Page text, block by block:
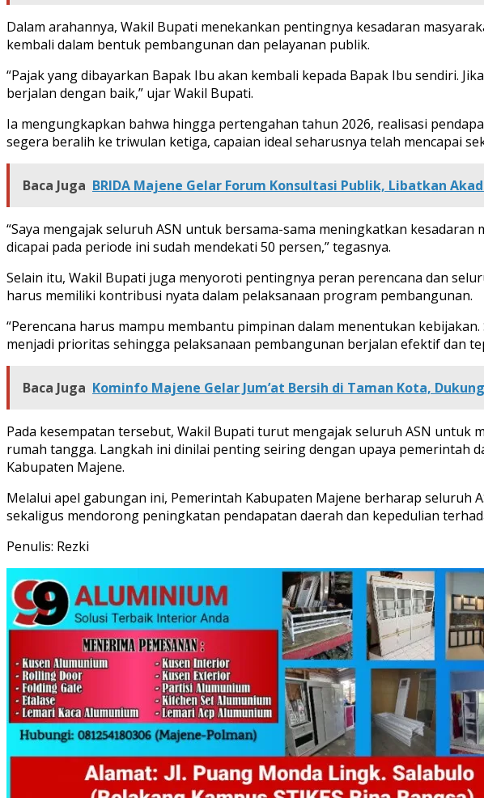
Dalam arahannya, Wakil Bupati menekankan pentingnya kesadaran
kembali dalam bentuk pembangunan dan pelayanan publik.
“Pajak yang dibayarkan Bapak Ibu akan kembali kepada Bapak Ibu sendiri.
berjalan dengan baik,” ujar Wakil Bupati.
Ia mengungkapkan bahwa hingga pertengahan tahun 2026, realisasi
segera beralih ke triwulan ketiga, capaian ideal seharusnya telah mencapai
Baca Juga BRIDA Majene Gelar Forum Konsultasi Publik, Libatkan
“Saya mengajak seluruh ASN untuk bersama-sama meningkatkan
dicapai pada periode ini sudah mendekati 50 persen,” tegasnya.
Selain itu, Wakil Bupati juga menyoroti pentingnya peran perencana dan
harus memiliki kontribusi nyata dalam pelaksanaan program pembangunan.
“Perencana harus mampu membantu pimpinan dalam menentukan
menjadi prioritas sehingga pelaksanaan pembangunan berjalan efektif dan
Baca Juga Kominfo Majene Gelar Jum’at Bersih di Taman Kota,
Pada kesempatan tersebut, Wakil Bupati turut mengajak seluruh ASN
rumah tangga. Langkah ini dinilai penting seiring dengan upaya pemerintah
Kabupaten Majene.
Melalui apel gabungan ini, Pemerintah Kabupaten Majene berharap
sekaligus mendorong peningkatan pendapatan daerah dan kepedulian
Penulis: Rezki